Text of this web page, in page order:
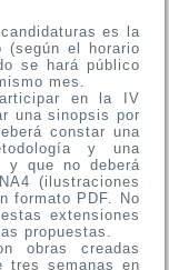
es la
(según el horario
se hará público
mes.
en la IV
una sinopsis por
constar una
y una
y que no deberá
(ilustraciones
formato PDF. No
extensiones
propuestas.
obras creadas
tres semanas en